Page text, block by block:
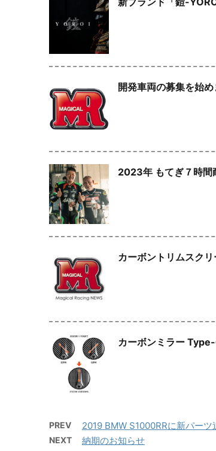
開発車両の募集を始め
2023年 もてぎ７時間
カーボントリムスク
カーボンミラー
PREV 2019 BMW S1000RRに新パーツ
NEXT 納期のお知らせ